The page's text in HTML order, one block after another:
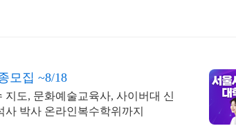
모집 ~8/18
도, 문화예술교육사, 사이버대 신
박사 온라인복수학위까지